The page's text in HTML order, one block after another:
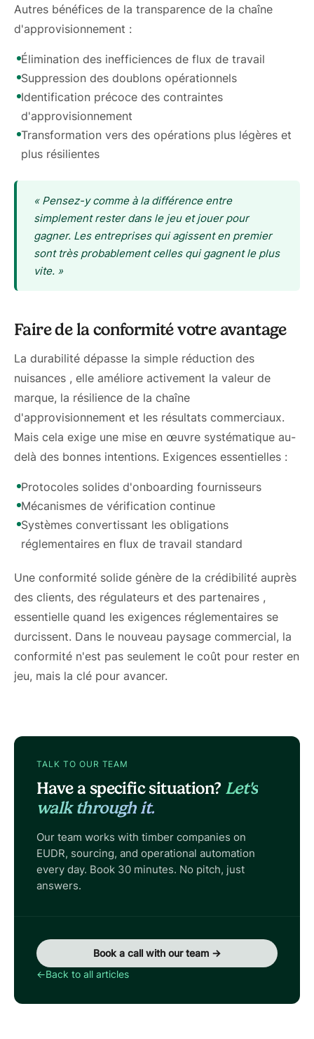
Autres bénéfices de la transparence de la chaîne
d'approvisionnement :
Élimination des inefficiences de flux de travail
Suppression des doublons opérationnels
Identification précoce des contraintes
d'approvisionnement
Transformation vers des opérations plus légères et
plus résilientes
« Pensez-y comme à la différence entre
simplement rester dans le jeu et jouer pour
gagner. Les entreprises qui agissent en premier
sont très probablement celles qui gagnent le plus
vite. »
Faire de la conformité votre avantage
La durabilité dépasse la simple réduction des
nuisances , elle améliore activement la valeur de
marque, la résilience de la chaîne
d'approvisionnement et les résultats commerciaux.
Mais cela exige une mise en œuvre systématique au-
delà des bonnes intentions. Exigences essentielles :
Protocoles solides d'onboarding fournisseurs
Mécanismes de vérification continue
Systèmes convertissant les obligations
réglementaires en flux de travail standard
Une conformité solide génère de la crédibilité auprès
des clients, des régulateurs et des partenaires ,
essentielle quand les exigences réglementaires se
durcissent. Dans le nouveau paysage commercial, la
conformité n'est pas seulement le coût pour rester en
jeu, mais la clé pour avancer.
TALK TO OUR TEAM
Have a specific situation? Let's
walk through it.
Our team works with timber companies on
EUDR, sourcing, and operational automation
every day. Book 30 minutes. No pitch, just
answers.
Book a call with our team →
←Back to all articles